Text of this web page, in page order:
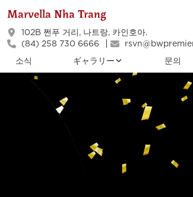
소식 ギャラリー 문의
Marvella Nha Trang
102B 쩐푸 거리, 나트랑, 카인호아.
(84) 258 730 6666
디럭스 트윈 룸
바닷바람을 잡기에 완벽한 위치에 있는 이
셔리한 숙박은 스트레스로부터 탈출할 수
장소를 제공합니다. 숙소는 넓고 싱글 베드
개가 함께 제공됩니다.